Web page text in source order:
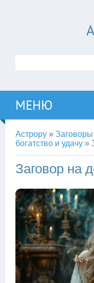
МЕНЮ
Астрору »
богатство и удачу »
Заговор на